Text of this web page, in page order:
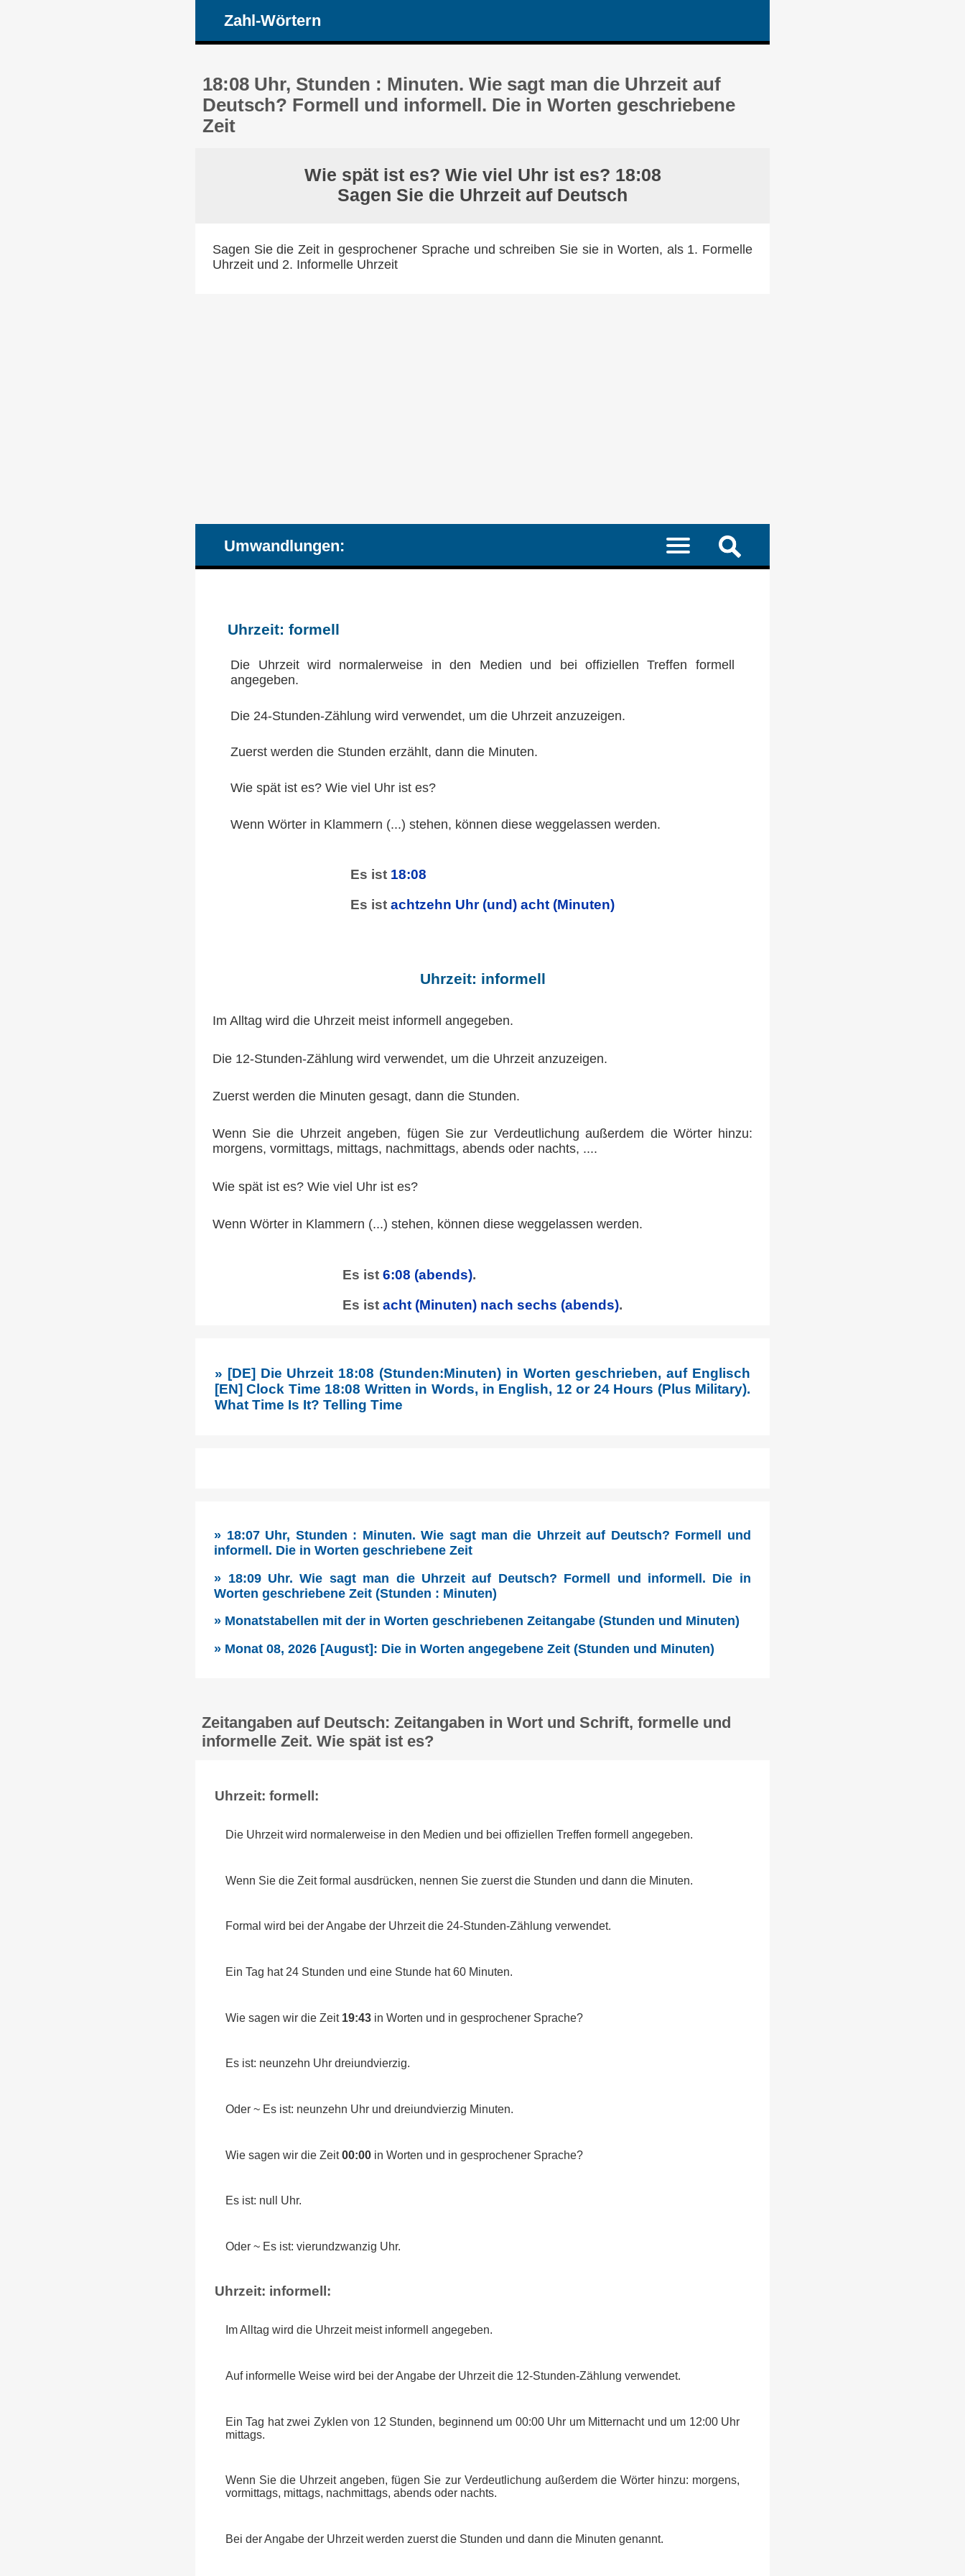
Zahl-Wörtern
18:08 Uhr, Stunden : Minuten. Wie sagt man die Uhrzeit auf
Deutsch? Formell und informell. Die in Worten geschriebene
Zeit
Wie spät ist es? Wie viel Uhr ist es? 18:08
Sagen Sie die Uhrzeit auf Deutsch
Sagen Sie die Zeit in gesprochener Sprache und schreiben Sie sie in Worten, als 1. Formelle
Uhrzeit und 2. Informelle Uhrzeit
Umwandlungen:
Uhrzeit: formell
Die Uhrzeit wird normalerweise in den Medien und bei offiziellen Treffen formell
angegeben.
Die 24-Stunden-Zählung wird verwendet, um die Uhrzeit anzuzeigen.
Zuerst werden die Stunden erzählt, dann die Minuten.
Wie spät ist es? Wie viel Uhr ist es?
Wenn Wörter in Klammern (...) stehen, können diese weggelassen werden.
Es ist 18:08
Es ist achtzehn Uhr (und) acht (Minuten)
Uhrzeit: informell
Im Alltag wird die Uhrzeit meist informell angegeben.
Die 12-Stunden-Zählung wird verwendet, um die Uhrzeit anzuzeigen.
Zuerst werden die Minuten gesagt, dann die Stunden.
Wenn Sie die Uhrzeit angeben, fügen Sie zur Verdeutlichung außerdem die Wörter hinzu:
morgens, vormittags, mittags, nachmittags, abends oder nachts, ....
Wie spät ist es? Wie viel Uhr ist es?
Wenn Wörter in Klammern (...) stehen, können diese weggelassen werden.
Es ist 6:08 (abends).
Es ist acht (Minuten) nach sechs (abends).
» [DE] Die Uhrzeit 18:08 (Stunden:Minuten) in Worten geschrieben, auf Englisch
[EN] Clock Time 18:08 Written in Words, in English, 12 or 24 Hours (Plus Military).
What Time Is It? Telling Time
» 18:07 Uhr, Stunden : Minuten. Wie sagt man die Uhrzeit auf Deutsch? Formell und
informell. Die in Worten geschriebene Zeit
» 18:09 Uhr. Wie sagt man die Uhrzeit auf Deutsch? Formell und informell. Die in
Worten geschriebene Zeit (Stunden : Minuten)
» Monatstabellen mit der in Worten geschriebenen Zeitangabe (Stunden und Minuten)
» Monat 08, 2026 [August]: Die in Worten angegebene Zeit (Stunden und Minuten)
Zeitangaben auf Deutsch: Zeitangaben in Wort und Schrift, formelle und
informelle Zeit. Wie spät ist es?
Uhrzeit: formell:
Die Uhrzeit wird normalerweise in den Medien und bei offiziellen Treffen formell angegeben.
Wenn Sie die Zeit formal ausdrücken, nennen Sie zuerst die Stunden und dann die Minuten.
Formal wird bei der Angabe der Uhrzeit die 24-Stunden-Zählung verwendet.
Ein Tag hat 24 Stunden und eine Stunde hat 60 Minuten.
Wie sagen wir die Zeit 19:43 in Worten und in gesprochener Sprache?
Es ist: neunzehn Uhr dreiundvierzig.
Oder ~ Es ist: neunzehn Uhr und dreiundvierzig Minuten.
Wie sagen wir die Zeit00:00 in Worten und in gesprochener Sprache?
Es ist: null Uhr.
Oder ~ Es ist: vierundzwanzig Uhr.
Uhrzeit: informell:
Im Alltag wird die Uhrzeit meist informell angegeben.
Auf informelle Weise wird bei der Angabe der Uhrzeit die 12-Stunden-Zählung verwendet.
Ein Tag hat zwei Zyklen von 12 Stunden, beginnend um 00:00 Uhr um Mitternacht und um 12:00 Uhr
mittags.
Wenn Sie die Uhrzeit angeben, fügen Sie zur Verdeutlichung außerdem die Wörter hinzu: morgens,
vormittags, mittags, nachmittags, abends oder nachts.
Bei der Angabe der Uhrzeit werden zuerst die Stunden und dann die Minuten genannt.